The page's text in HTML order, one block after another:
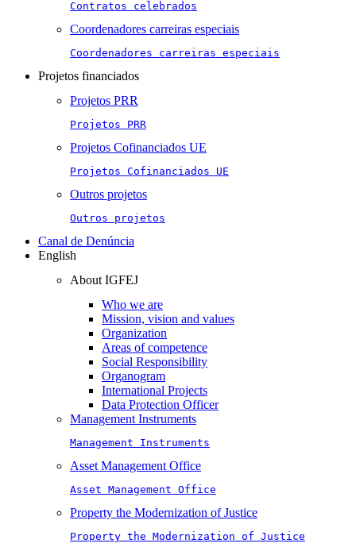
Contratos celebrados
Coordenadores carreiras especiais
Coordenadores carreiras especiais
Projetos financiados
Projetos PRR
Projetos PRR
Projetos Cofinanciados UE
Projetos Cofinanciados UE
Outros projetos
Outros projetos
Canal de Denúncia
English
About IGFEJ
Who we are
Mission, vision and values
Organization
Areas of competence
Social Responsibility
Organogram
International Projects
Data Protection Officer
Management Instruments
Management Instruments
Asset Management Office
Asset Management Office
Property the Modernization of Justice
Property the Modernization of Justice